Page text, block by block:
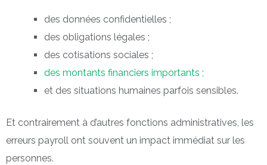
des données confidentielles ;
des obligations légales ;
des cotisations sociales ;
des montants financiers importants ;
et des situations humaines parfois sensibles.
Et contrairement à d’autres fonctions administratives, les
erreurs payroll ont souvent un impact immédiat sur les
personnes.